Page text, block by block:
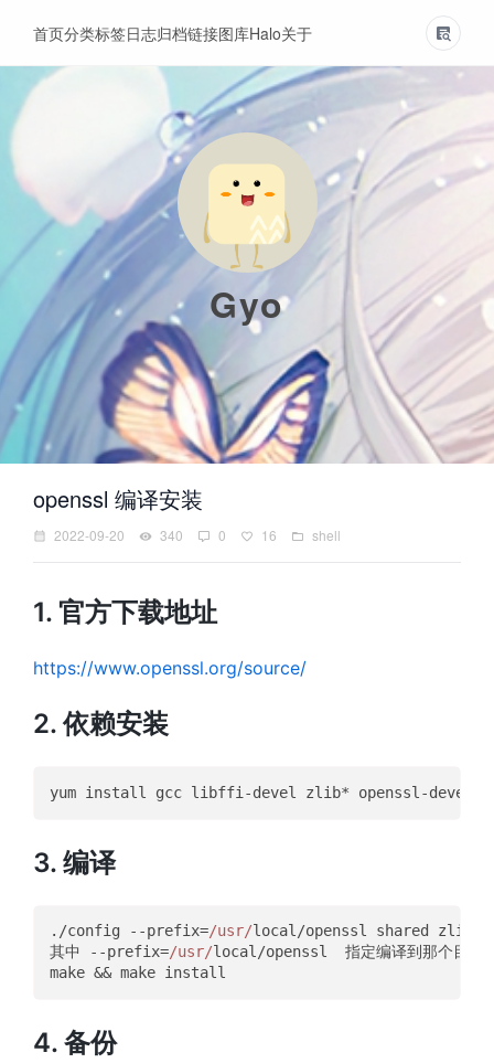
Gyo
首页分类标签日志归档链接图库Halo关于
openssl 编译安装
2022-09-20 340 0 16 shell
1. 官方下载地址
https://www.openssl.org/source/
2. 依赖安装
3. 编译
./config --prefix=/usr/local/openssl shared zlib
其中 --prefix=/usr/local/openssl  指定编译到那个目录
4. 备份